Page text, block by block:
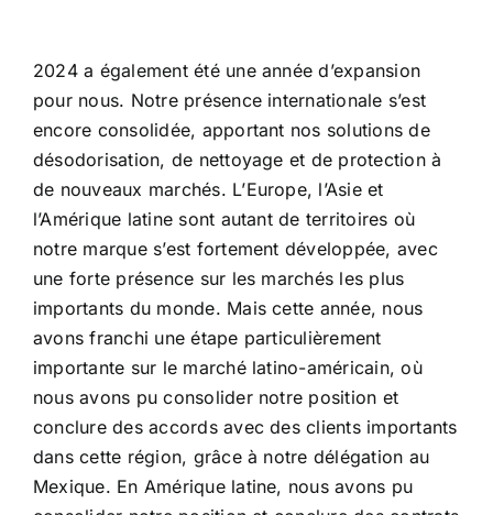
2024 a également été une année d’expansion
pour nous. Notre présence internationale s’est
encore consolidée, apportant nos solutions de
désodorisation, de nettoyage et de protection à
de nouveaux marchés. L’Europe, l’Asie et
l’Amérique latine sont autant de territoires où
notre marque s’est fortement développée, avec
une forte présence sur les marchés les plus
importants du monde. Mais cette année, nous
avons franchi une étape particulièrement
importante sur le marché latino-américain, où
nous avons pu consolider notre position et
conclure des accords avec des clients importants
dans cette région, grâce à notre délégation au
Mexique. En Amérique latine, nous avons pu